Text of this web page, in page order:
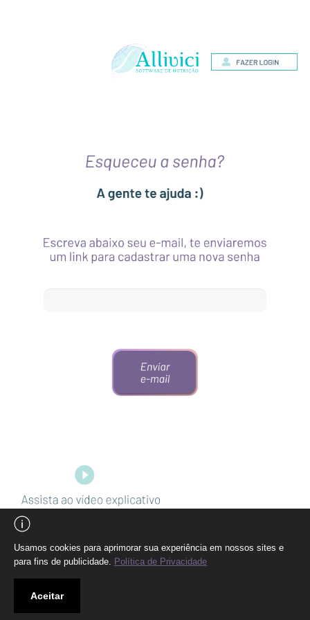
Usamos cookies para aprimorar sua experiência em nossos sites e
para fins de publicidade. Política de Privacidade
Aceitar